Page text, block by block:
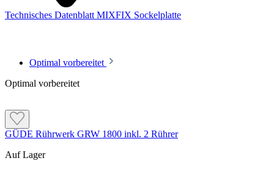
Eigenschaften
Schutz der Bausubstanz vor Feuchtigkeit und Frost
Reduzierung von Wärmeverlusten an der Sockelfläche
Technisches Datenblatt MIXFIX Sockelplatte
Optimal vorbereitet
Optimal vorbereitet
GÜDE Rührwerk GRW 1800 inkl. 2 Rührer
Auf Lager